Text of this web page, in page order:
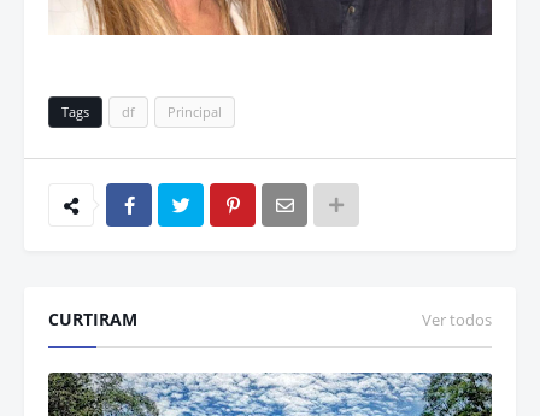
Tags df Principal
CURTIRAM Ver todos